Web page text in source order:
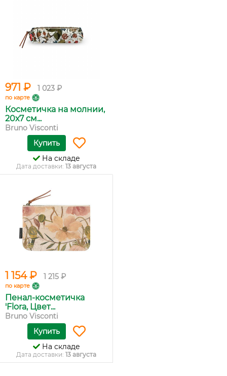
971 ₽ 1 023 ₽
по карте
Косметичка на молнии,
20х7 см...
Bruno Visconti
Купить
На складе
Дата доставки: 13 августа
1 154 ₽ 1 215 ₽
по карте
Пенал-косметичка
'Flora, Цвет...
Bruno Visconti
Купить
На складе
Дата доставки: 13 августа